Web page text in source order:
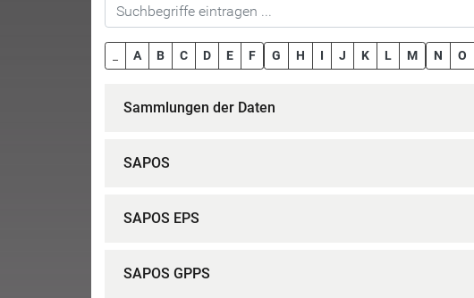
A B C D E F G H I J K L M N O
Sammlungen der Daten
SAPOS
SAPOS EPS
SAPOS GPPS